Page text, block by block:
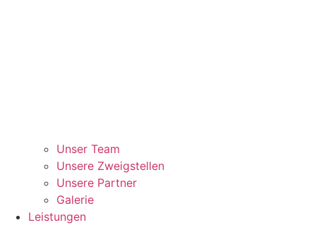
Unser Team
Unsere Zweigstellen
Unsere Partner
Galerie
Leistungen